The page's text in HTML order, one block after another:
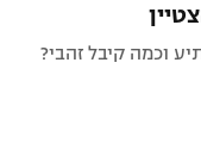
וכמה קיבל זהבי?